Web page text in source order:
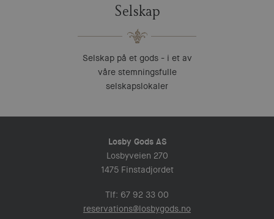
Selskap
Selskap på et gods - i et av
våre stemningsfulle
selskapslokaler
Losby Gods AS
Losbyveien 270
1475 Finstadjordet
Tlf: 67 92 33 00
reservations@losbygods.no